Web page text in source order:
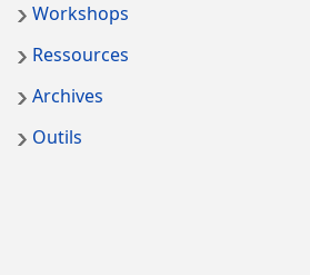
Workshops
Ressources
Archives
Outils